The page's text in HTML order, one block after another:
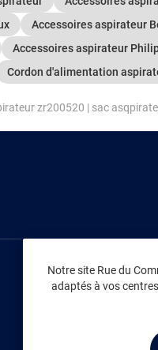
Accessoires aspirateur
Accessoires aspirateur
Cordon d'alimentation
zr200520 | sac
Notre site Rue du
adaptés à vos
NOUS
Vendez sur